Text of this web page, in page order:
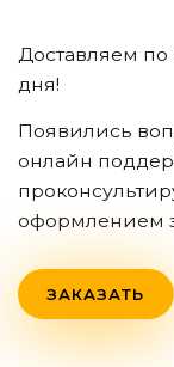
Доставляем по
дня!
Появились
онлайн
оформлением
ЗАКАЗАТЬ